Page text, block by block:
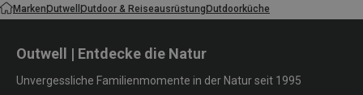
MarkenOutwell Outdoor & ReiseausrüstungOutdoorküche
Outwell | Entdecke die Natur
Unvergessliche Familienmomente in der Natur seit 1995